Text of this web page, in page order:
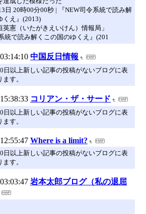
日 20時00分00秒 | 『NEW司令系統で読み解
くえ』(2013)
英憲（いたがきえいけん）情報局」
統で読み解くこの国のゆくえ』(201
中国反日情報
日以上新しい記事の投稿がないブログに表
す。
コリアン・ザ・サード
日以上新しい記事の投稿がないブログに表
す。
Where is a limit?
日以上新しい記事の投稿がないブログに表
す。
岩本太郎ブログ（私の退屈